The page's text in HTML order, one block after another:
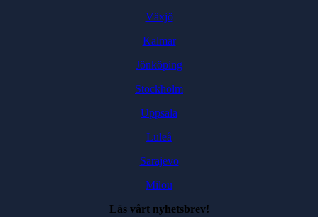
Växjö
Kalmar
Jönköping
Stockholm
Uppsala
Luleå
Sarajevo
Milou
Läs vårt nyhetsbrev!